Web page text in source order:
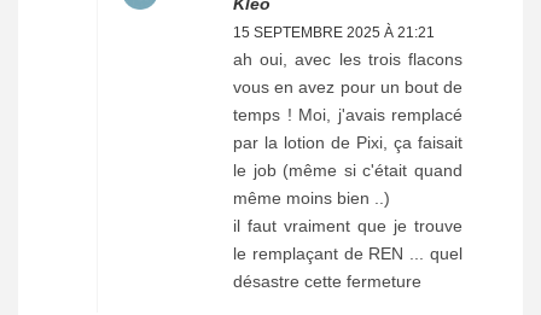
Kleo
15 SEPTEMBRE 2025 À 21:21
ah oui, avec les trois flacons
vous en avez pour un bout de
temps ! Moi, j'avais remplacé
par la lotion de Pixi, ça faisait
le job (même si c'était quand
même moins bien ..)
il faut vraiment que je trouve
le remplaçant de REN ... quel
désastre cette fermeture